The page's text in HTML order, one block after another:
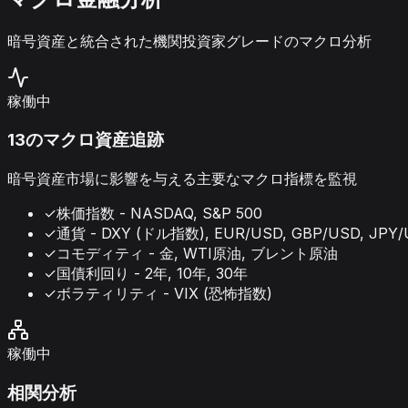
暗号資産と統合された機関投資家グレードのマクロ分析
稼働中
13のマクロ資産追跡
暗号資産市場に影響を与える主要なマクロ指標を監視
✓株価指数 - NASDAQ, S&P 500
✓通貨 - DXY (ドル指数), EUR/USD, GBP/USD, JPY/
✓コモディティ - 金, WTI原油, ブレント原油
✓国債利回り - 2年, 10年, 30年
✓ボラティリティ - VIX (恐怖指数)
稼働中
相関分析